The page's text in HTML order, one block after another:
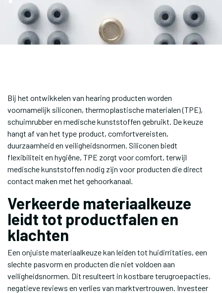
Bij het ontwikkelen van hearing producten worden
voornamelijk siliconen, thermoplastische materialen (TPE),
schuimrubber en medische kunststoffen gebruikt. De keuze
hangt af van het type product, comfortvereisten,
duurzaamheid en veiligheidsnormen. Siliconen biedt
flexibiliteit en hygiëne, TPE zorgt voor comfort, terwijl
medische kunststoffen nodig zijn voor producten die direct
contact maken met het gehoorkanaal.
Verkeerde materiaalkeuze
leidt tot productfalen en
klachten
Een onjuiste materiaalkeuze kan leiden tot huidirritaties, een
slechte pasvorm en producten die niet voldoen aan
veiligheidsnormen. Dit resulteert in kostbare terugroepacties,
negatieve reviews en verlies van marktvertrouwen. Investeer